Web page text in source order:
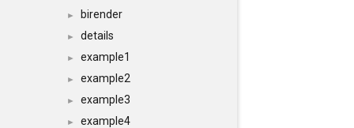
► birender
► details
► example1
► example2
► example3
► example4